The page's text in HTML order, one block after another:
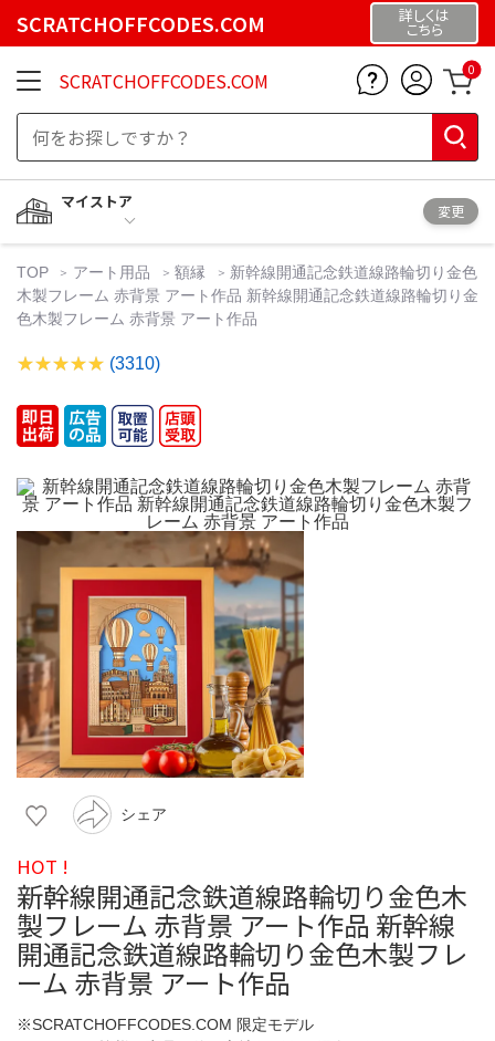
SCRATCHOFFCODES.COM 詳しくは
こちら
SCRATCHOFFCODES.COM 0
マイストア
変更
TOP アート用品 額縁
新幹線開通記念鉄道線路輪切り金色
木製フレーム 赤背景 アート作品 新幹線開通記念鉄道線路輪切り金
色木製フレーム 赤背景 アート作品
(3310)
シェア
HOT !
新幹線開通記念鉄道線路輪切り金色木
製フレーム 赤背景 アート作品 新幹線
開通記念鉄道線路輪切り金色木製フレ
ーム 赤背景 アート作品
※SCRATCHOFFCODES.COM 限定モデル